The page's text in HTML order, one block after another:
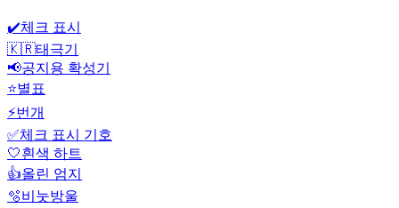
✔️체크 표시
🇰🇷태극기
📢공지용 확성기
⭐별표
⚡번개
✅체크 표시 기호
🤍흰색 하트
👍올린 엄지
🫧비눗방울